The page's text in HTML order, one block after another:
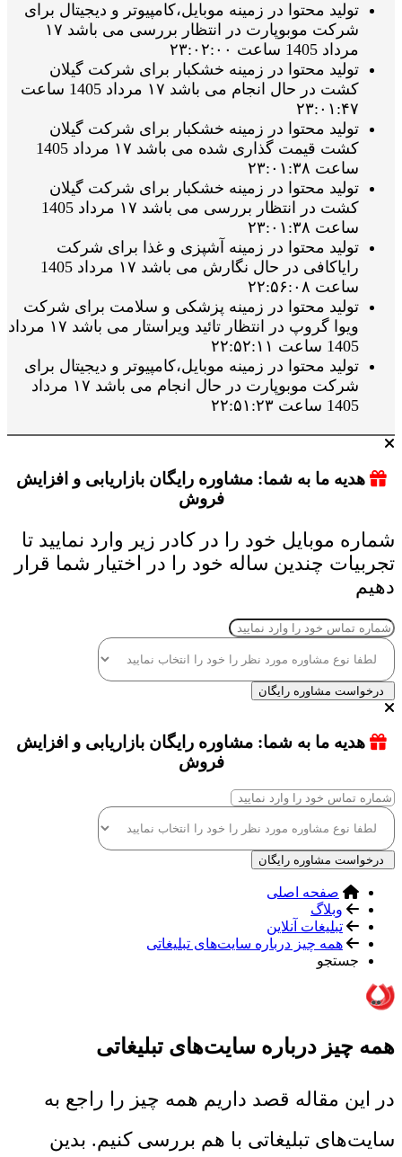
تولید محتوا در زمینه موبایل،کامپیوتر و دیجیتال برای
شرکت موبوپارت در انتظار بررسی می باشد ۱۷
مرداد 1405 ساعت ۲۳:۰۲:۰۰
تولید محتوا در زمینه خشکبار برای شرکت گیلان
کشت در حال انجام می باشد ۱۷ مرداد 1405 ساعت
۲۳:۰۱:۴۷
تولید محتوا در زمینه خشکبار برای شرکت گیلان
کشت قیمت گذاری شده می باشد ۱۷ مرداد 1405
ساعت ۲۳:۰۱:۳۸
تولید محتوا در زمینه خشکبار برای شرکت گیلان
کشت در انتظار بررسی می باشد ۱۷ مرداد 1405
ساعت ۲۳:۰۱:۳۸
تولید محتوا در زمینه آشپزی و غذا برای شرکت
رایاکافی در حال نگارش می باشد ۱۷ مرداد 1405
ساعت ۲۲:۵۶:۰۸
تولید محتوا در زمینه پزشکی و سلامت برای شرکت
ویوا گروپ در انتظار تائید ویراستار می باشد ۱۷ مرداد
1405 ساعت ۲۲:۵۲:۱۱
تولید محتوا در زمینه موبایل،کامپیوتر و دیجیتال برای
شرکت موبوپارت در حال انجام می باشد ۱۷ مرداد
1405 ساعت ۲۲:۵۱:۲۳
هدیه ما به شما: مشاوره رایگان بازاریابی و افزایش
فروش
شماره موبایل خود را در کادر زیر وارد نمایید تا
تجربیات چندین ساله خود را در اختیار شما قرار
دهیم
درخواست مشاوره رایگان
هدیه ما به شما: مشاوره رایگان بازاریابی و افزایش
فروش
درخواست مشاوره رایگان
صفحه اصلی
وبلاگ
تبلیغات آنلاین
همه چیز درباره سایت‌های تبلیغاتی
جستجو
همه چیز درباره سایت‌های تبلیغاتی
در این مقاله قصد داریم همه چیز را راجع به
سایت‌های تبلیغاتی با هم بررسی کنیم. بدین